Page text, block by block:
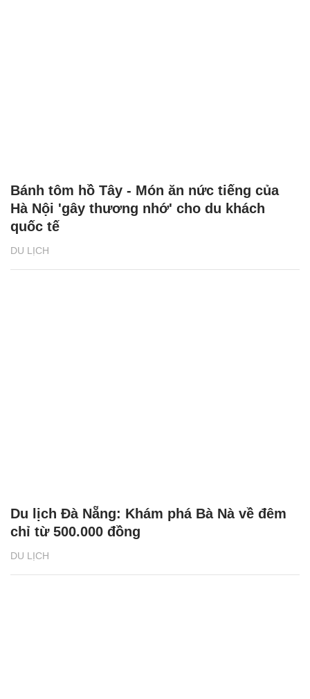
DU LỊCH
Bánh tôm hồ Tây - Món ăn nức tiếng của
Hà Nội 'gây thương nhớ' cho du khách
quốc tế
DU LỊCH
Du lịch Đà Nẵng: Khám phá Bà Nà về đêm
chỉ từ 500.000 đồng